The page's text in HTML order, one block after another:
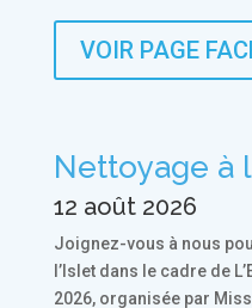
VOIR PAGE
Nettoyage à
12 août 2026
Joignez-vous à nous
l’Islet dans le cadre de
2026, organisée par